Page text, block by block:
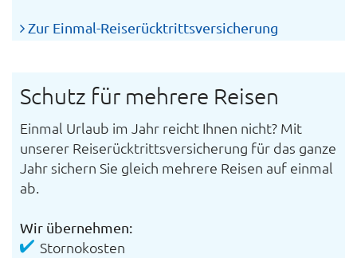
Zur Einmal-Reiserücktrittsversicherung
Schutz für mehrere Reisen
Einmal Urlaub im Jahr reicht Ihnen nicht? Mit
unserer Reiserücktrittsversicherung für das ganze
Jahr sichern Sie gleich mehrere Reisen auf einmal
ab.
Wir übernehmen:
Stornokosten